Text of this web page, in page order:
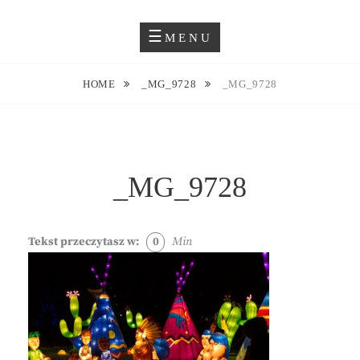
JUSTYNA EWA GROCHOWSKA
MENU
HOME _MG_9728 _MG_9728
_MG_9728
Tekst przeczytasz w: 0 Min